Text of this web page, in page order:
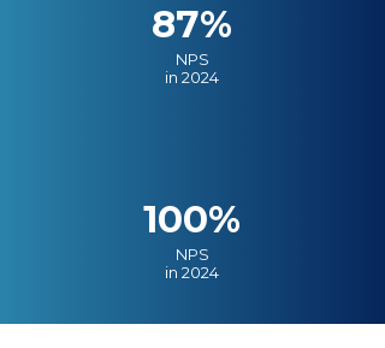
87%
NPS
in 2024
100%
NPS
in 2024